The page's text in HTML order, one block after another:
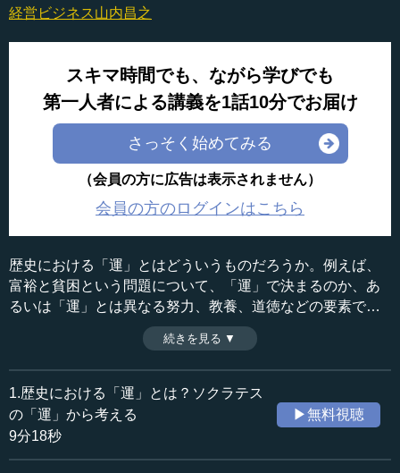
経営ビジネス山内昌之
スキマ時間でも、ながら学びでも
第一人者による講義を1話10分でお届け
さっそく始めてみる
（会員の方に広告は表示されません）
会員の方のログインはこちら
歴史における「運」とはどういうものだろうか。例えば、
富裕と貧困という問題について、「運」で決まるのか、あ
るいは「運」とは異なる努力、教養、道徳などの要素で決
まるのかという点でも、思想家たちの考え方は分かれる。
第1話の今回は、歴史をさかのぼり特別な不運に見舞われて
も穏やかに耐えた古代ギリシアの哲学者ソクラテスのケー
スを提示しながら、「運」について考えていく。（2024年
3月6日開催日本ビジネス協会JBCアカデミア講演「運と歴
史～人は運で決まるか」より、全7話中第1話）
収録日：2024年3月6日
追加日：2024年4月18日
カテゴリー：
哲学・思想
続きを見る ▼
1.歴史における「運」とは？ソクラテス
の「運」から考える
9分18秒
▶無料視聴